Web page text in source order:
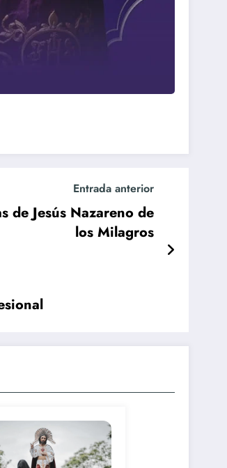
Entrada anterior
de Jesús Nazareno de
los Milagros